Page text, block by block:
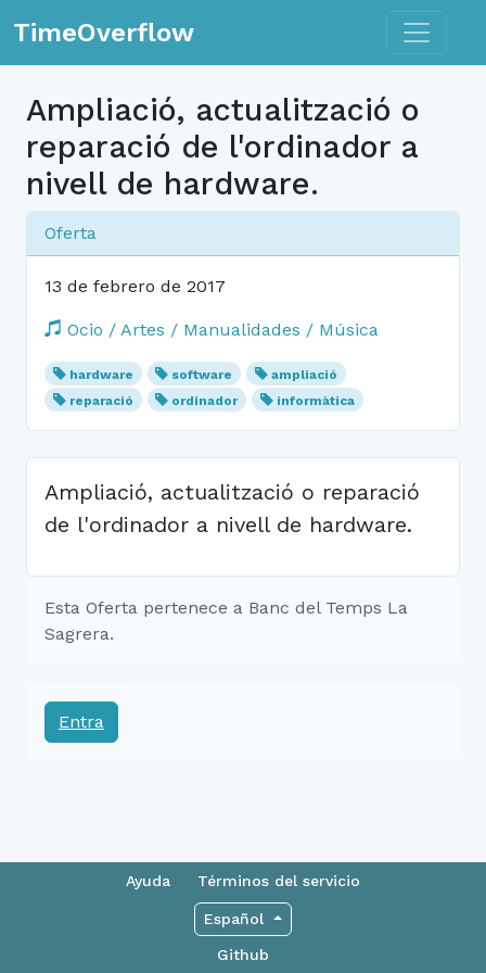
TimeOverflow Toggle
Ampliació, actualització o
reparació de l'ordinador a
nivell de hardware.
Oferta
13 de febrero de 2017
Ocio / Artes / Manualidades / Música
hardware software
ampliació
reparació
ordinador informàtica
Ampliació, actualització o reparació
de l'ordinador a nivell de hardware.
Esta Oferta pertenece a Banc del Temps La
Sagrera.
Entra
Ayuda Términos del servicio
Español
Github